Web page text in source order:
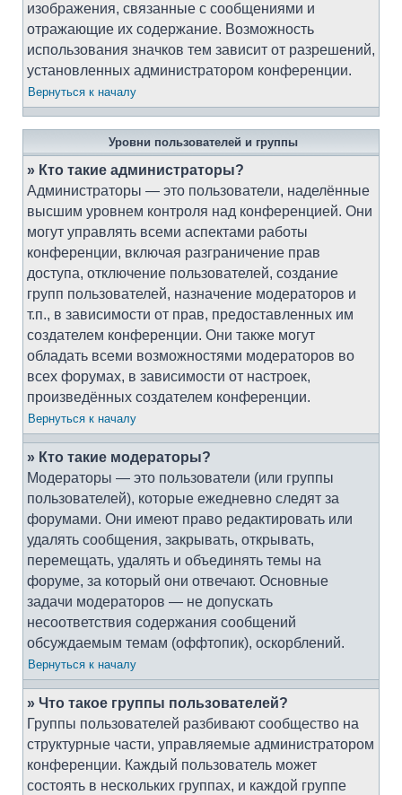
изображения, связанные с сообщениями и
отражающие их содержание. Возможность
использования значков тем зависит от разрешений,
установленных администратором конференции.
Вернуться к началу
Уровни пользователей и группы
» Кто такие администраторы?
Администраторы — это пользователи, наделённые
высшим уровнем контроля над конференцией. Они
могут управлять всеми аспектами работы
конференции, включая разграничение прав
доступа, отключение пользователей, создание
групп пользователей, назначение модераторов и
т.п., в зависимости от прав, предоставленных им
создателем конференции. Они также могут
обладать всеми возможностями модераторов во
всех форумах, в зависимости от настроек,
произведённых создателем конференции.
Вернуться к началу
» Кто такие модераторы?
Модераторы — это пользователи (или группы
пользователей), которые ежедневно следят за
форумами. Они имеют право редактировать или
удалять сообщения, закрывать, открывать,
перемещать, удалять и объединять темы на
форуме, за который они отвечают. Основные
задачи модераторов — не допускать
несоответствия содержания сообщений
обсуждаемым темам (оффтопик), оскорблений.
Вернуться к началу
» Что такое группы пользователей?
Группы пользователей разбивают сообщество на
структурные части, управляемые администратором
конференции. Каждый пользователь может
состоять в нескольких группах, и каждой группе